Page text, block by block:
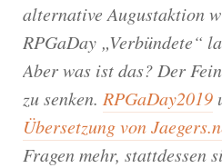
alternative Augustaktion
RPGaDay „Verbündete“
Aber was ist das? Der
zu senken. RPGaDay2019
Übersetzung von
Fragen mehr, stattdessen